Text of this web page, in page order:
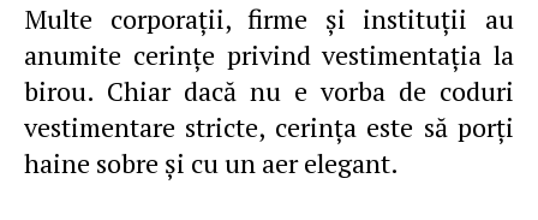
Multe corporaţii, firme şi instituţii au
anumite cerinţe privind vestimentaţia la
birou. Chiar dacă nu e vorba de coduri
vestimentare stricte, cerinţa este să porţi
haine sobre şi cu un aer elegant.